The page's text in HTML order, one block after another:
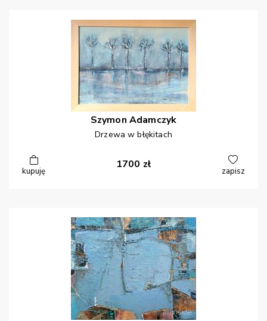
Szymon Adamczyk
Drzewa w błękitach
kupuję
1700 zł
zapisz